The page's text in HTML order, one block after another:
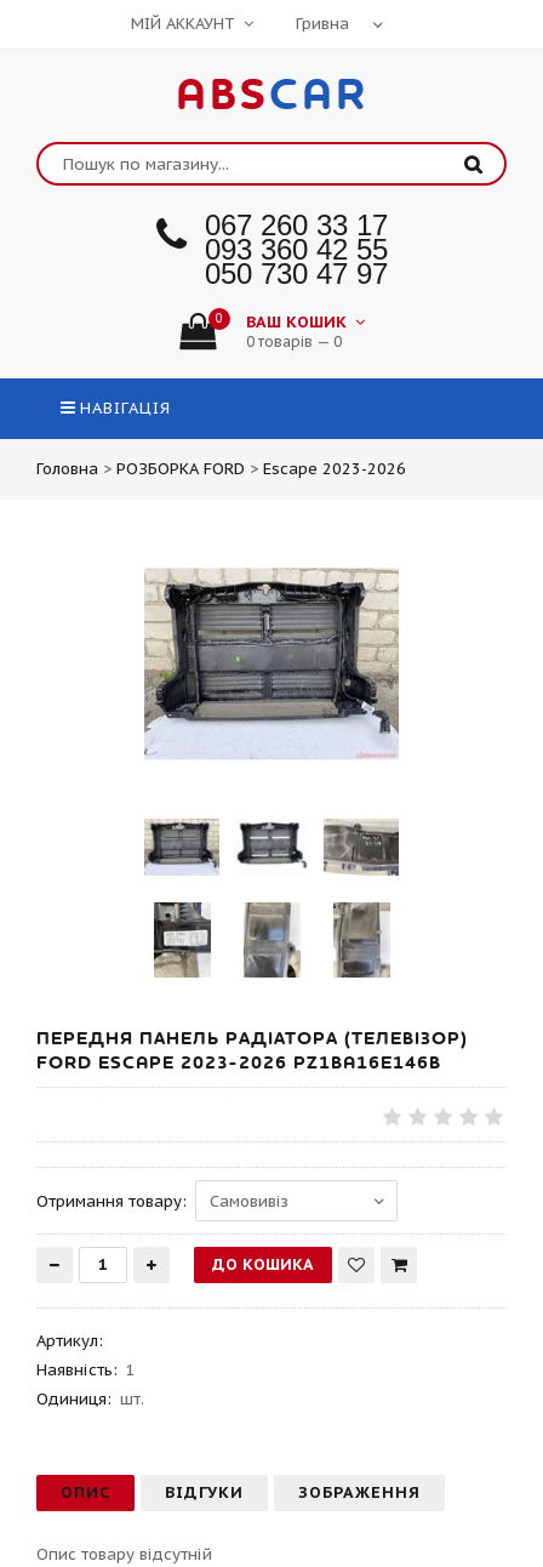
МІЙ АККАУНТ
ABSCAR
067 260 33 17
093 360 42 55
050 730 47 97
0 ВАШ КОШИК
0 товарів — 0
НАВІГАЦІЯ
Головна > РОЗБОРКА FORD > Escape 2023-2026
ПЕРЕДНЯ ПАНЕЛЬ РАДІАТОРА (ТЕЛЕВІЗОР)
FORD ESCAPE 2023-2026 PZ1BA16E146B
Отримання товару:
Артикул:
Наявність: 1
Одиниця: шт.
ОПИС ВІДГУКИ ЗОБРАЖЕННЯ
Опис товару відсутній